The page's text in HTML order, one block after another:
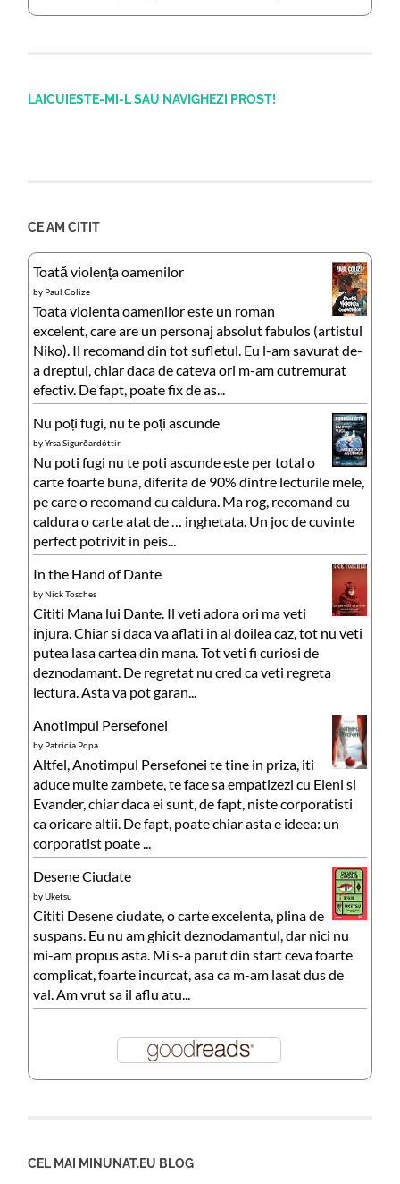
LAICUIESTE-MI-L SAU NAVIGHEZI PROST!
CE AM CITIT
Toată violența oamenilor
by Paul Colize
Toata violenta oamenilor este un roman
excelent, care are un personaj absolut fabulos (artistul
Niko). Il recomand din tot sufletul. Eu l-am savurat de-
a dreptul, chiar daca de cateva ori m-am cutremurat
efectiv. De fapt, poate fix de as...
Nu poți fugi, nu te poți ascunde
byYrsa Sigurðardóttir
Nu poti fugi nu te poti ascunde este per total o
carte foarte buna, diferita de 90% dintre lecturile mele,
pe care o recomand cu caldura. Ma rog, recomand cu
caldura o carte atat de … inghetata. Un joc de cuvinte
perfect potrivit in peis...
In the Hand of Dante
byNick Tosches
Cititi Mana lui Dante. Il veti adora ori ma veti
injura. Chiar si daca va aflati in al doilea caz, tot nu veti
putea lasa cartea din mana. Tot veti fi curiosi de
deznodamant. De regretat nu cred ca veti regreta
lectura. Asta va pot garan...
Anotimpul Persefonei
by Patricia Popa
Altfel, Anotimpul Persefonei te tine in priza, iti
aduce multe zambete, te face sa empatizezi cu Eleni si
Evander, chiar daca ei sunt, de fapt, niste corporatisti
ca oricare altii. De fapt, poate chiar asta e ideea: un
corporatist poate ...
Desene Ciudate
byUketsu
Cititi Desene ciudate, o carte excelenta, plina de
suspans. Eu nu am ghicit deznodamantul, dar nici nu
mi-am propus asta. Mi s-a parut din start ceva foarte
complicat, foarte incurcat, asa ca m-am lasat dus de
val. Am vrut sa il aflu atu...
CEL MAI MINUNAT.EU BLOG